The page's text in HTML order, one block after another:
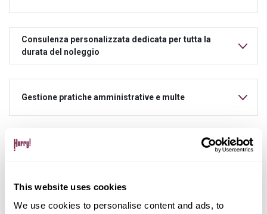
This website uses cookies
We use cookies to personalise content and ads, to
Consulenza personalizzata dedicata per tutta la
durata del noleggio
Gestione pratiche amministrative e multe
Gestione del noleggio tramite app su dispositivo